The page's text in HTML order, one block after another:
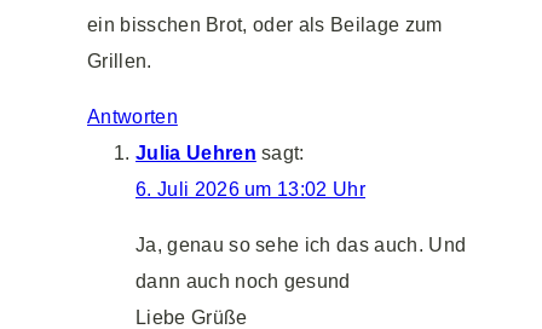
ein bisschen Brot, oder als Beilage zum
Grillen.
Antworten
Julia Uehren sagt:
6. Juli 2026 um 13:02 Uhr
Ja, genau so sehe ich das auch. Und
dann auch noch gesund
Liebe Grüße